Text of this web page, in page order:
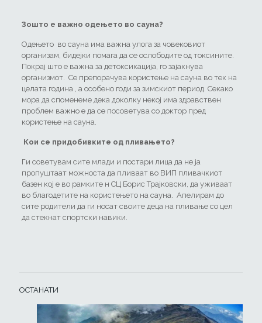
Зошто е важно одењето во сауна?
Одењето во сауна има важна улога за човековиот
организам, бидејки помага да се ослободите од токсините.
Покрај што е важна за детоксикација, го зајакнува
организмот. Се препорачува користење на сауна во тек на
целата година , а особено годи за зимскиот период. Секако
мора да споменеме дека доколку некој има здравствен
проблем важно е да се посоветува со доктор пред
користење на сауна.
Кои се придобивките од пливањето?
Ги советувам сите млади и постари лица да не ја
пропуштаат можноста да пливаат во ВИП пливачкиот
базен кој е во рамките н СЦ Борис Трајковски, да уживаат
во благодетите на користењето на сауна. Апелирам до
сите родители да ги носат своите деца на пливање со цел
да стекнат спортски навики.
ОСТАНАТИ